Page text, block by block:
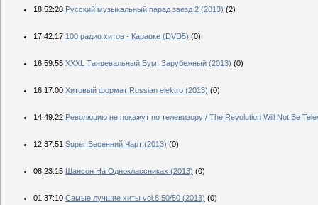
18:52:20 Русский музыкальный парад звезд 2 (2013) (2)
17:42:17 100 радио хитов - Караоке (DVD5) (0)
16:59:55 XXXL Танцевальный Бум. Зарубежный (2013) (0)
16:17:00 Хитовый формат Russian elektro (2013) (0)
14:49:22 Революцию не покажут по телевизору / The Revolution Will Not Be
12:37:51 Super Весенний Чарт (2013) (0)
08:23:15 Шансон На Одноклассниках (2013) (0)
01:37:10 Самые лучшие хиты vol.8 50/50 (2013) (0)